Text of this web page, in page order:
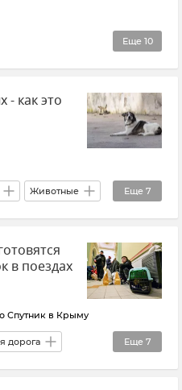
Еще 10
Животные
с животными
- как это
Еще 7
Животные
право
в поездах
Спутник в Крыму
Еще 7
дорога